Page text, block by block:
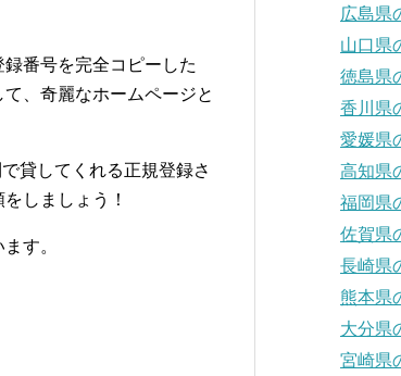
番号を完全コピーした
、奇麗なホームページと
貸してくれる正規登録さ
しましょう！
す。
広島県
山口県
徳島県
香川県
愛媛県
高知県
福岡県
佐賀県
長崎県
熊本県
大分県
宮崎県